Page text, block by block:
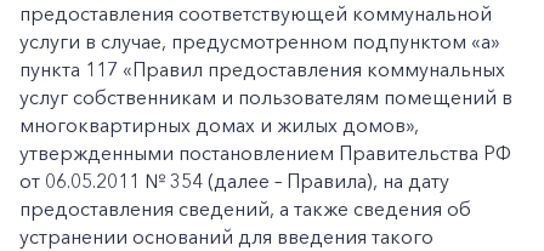
предоставления соответствующей коммунальной
услуги в случае, предусмотренном подпунктом «а»
пункта 117 «Правил предоставления коммунальных
услуг собственникам и пользователям помещений в
многоквартирных домах и жилых домов»,
утвержденными постановлением Правительства РФ
от 06.05.2011 № 354 (далее – Правила), на дату
предоставления сведений, а также сведения об
устранении оснований для введения такого